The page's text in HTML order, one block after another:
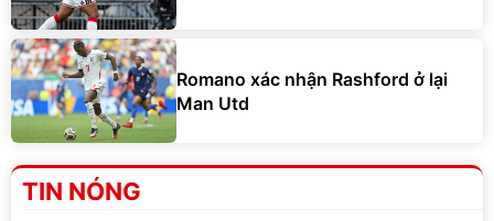
Romano xác nhận Rashford ở lại
Man Utd
TIN NÓNG